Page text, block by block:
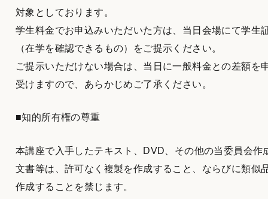
対象としております。
学生料金でお申込みいただいた方は、当日会場にて学生
（在学を確認できるもの）をご提示ください。
ご提示いただけない場合は、当日に一般料金との差額を
受けますので、あらかじめご了承ください。
■知的所有権の尊重
本講座で入手したテキスト、DVD、その他の当委員会作
文書等は、許可なく複製を作成すること、ならびに類似
作成することを禁じます。